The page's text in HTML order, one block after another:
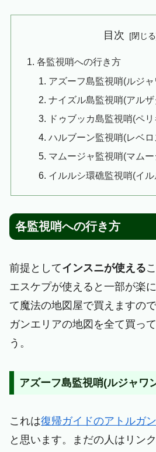
目次
各監視哨への行き方
アズーフ島監視哨(ルジ
ナイズル島監視哨(アル
ドゥブッカ島監視哨(ペ
ハルブーン監視哨(レベ
マムージャ監視哨(マム
イルルシ環礁監視哨(イ
各監視哨への行き方
前提としてインスニが使える
エスケプが使えると一部が楽
て魔法の地図屋で買えますの
ガンエリアの地図を全て買っ
う。
アズーフ島監視哨(ルジャワ
これは復帰ガイドのアトルガ
と思います。まだの人はリン